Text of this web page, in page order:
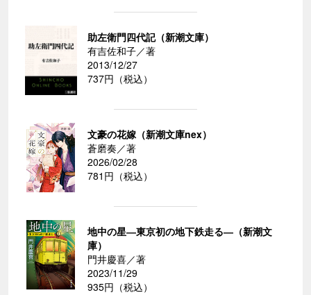
助左衛門四代記（新潮文庫）
有吉佐和子／著
2013/12/27
737円（税込）
文豪の花嫁（新潮文庫nex）
蒼磨奏／著
2026/02/28
781円（税込）
地中の星―東京初の地下鉄走る―（新潮文
庫）
門井慶喜／著
2023/11/29
935円（税込）